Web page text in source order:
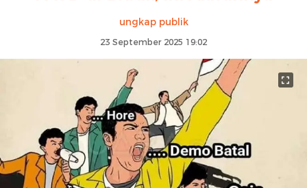
ungkap publik
23 September 2025 19:02